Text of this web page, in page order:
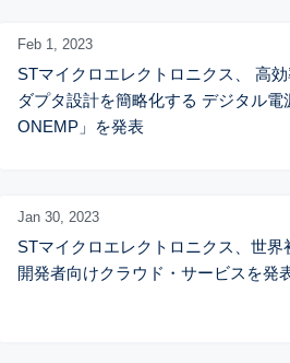
Feb 1, 2023
STマイクロエレクトロニクス、 高
ダプタ設計を簡略化する デジタル電
ONEMP」を発表
Jan 30, 2023
STマイクロエレクトロニクス、世
開発者向けクラウド・サービスを発